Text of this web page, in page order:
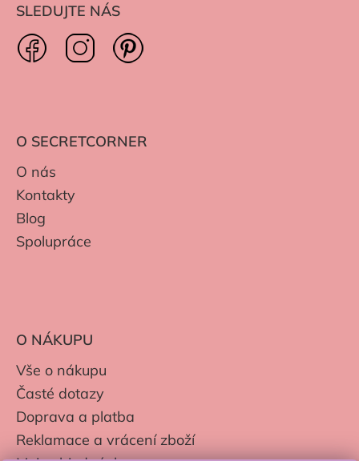
SLEDUJTE NÁS
O SECRETCORNER
O nás
Kontakty
Blog
Spolupráce
O NÁKUPU
Vše o nákupu
Časté dotazy
Doprava a platba
Reklamace a vrácení zboží